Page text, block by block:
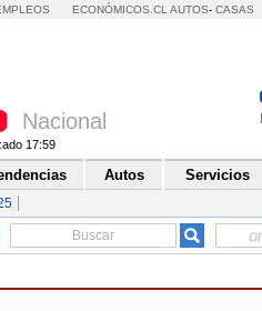
ECONÓMICOS.CL AUTOS- CASAS
Nacional
17:59
Autos Servicios